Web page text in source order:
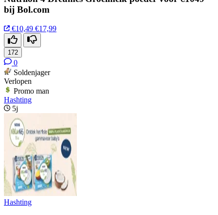
bij Bol.com
€10,49 €17,99
172
0
Soldenjager
Verlopen
Promo man
Hashting
5j
Hashting